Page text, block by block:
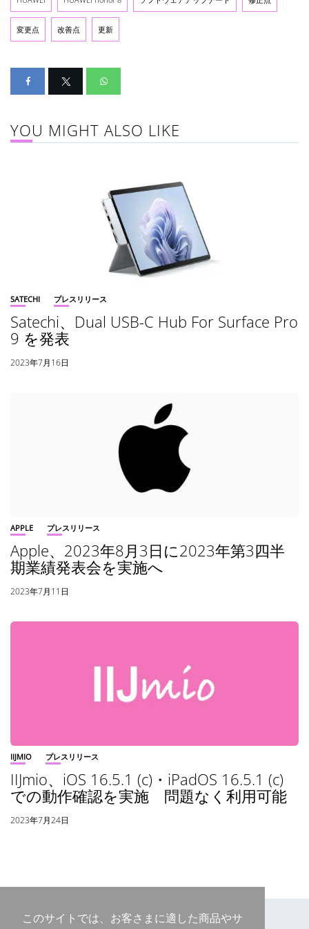
変更点 改善点 更新
YOU MIGHT ALSO LIKE
SATECHI プレスリリース
Satechi、Dual USB-C Hub For Surface Pro
9 を発表
2023年7月16日
APPLE プレスリリース
Apple、2023年8月3日に2023年第3四半
期業績発表会を実施へ
2023年7月11日
IIJMIO プレスリリース
IIJmio、iOS 16.5.1 (c)・iPadOS 16.5.1 (c)
での動作確認を実施 問題なく利用可能
2023年7月24日
このサイトでは、お客さまに適した商品やサ